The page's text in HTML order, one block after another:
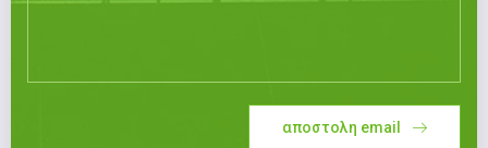
αποστολη email